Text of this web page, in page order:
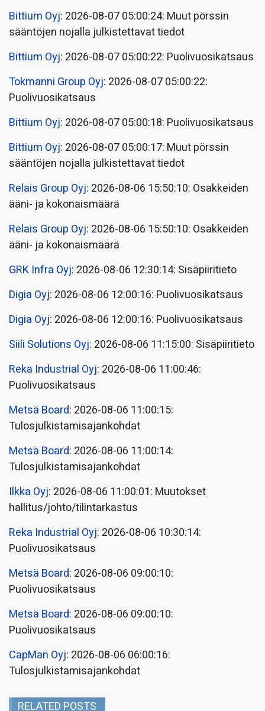
Bittium Oyj: 2026-08-07 05:00:24: Muut pörssin
sääntöjen nojalla julkistettavat tiedot
Bittium Oyj: 2026-08-07 05:00:22: Puolivuosikatsaus
Tokmanni Group Oyj: 2026-08-07 05:00:22:
Puolivuosikatsaus
Bittium Oyj: 2026-08-07 05:00:18: Puolivuosikatsaus
Bittium Oyj: 2026-08-07 05:00:17: Muut pörssin
sääntöjen nojalla julkistettavat tiedot
Relais Group Oyj: 2026-08-06 15:50:10: Osakkeiden
ääni- ja kokonaismäärä
Relais Group Oyj: 2026-08-06 15:50:10: Osakkeiden
ääni- ja kokonaismäärä
GRK Infra Oyj: 2026-08-06 12:30:14: Sisäpiiritieto
Digia Oyj: 2026-08-06 12:00:16: Puolivuosikatsaus
Digia Oyj: 2026-08-06 12:00:16: Puolivuosikatsaus
Siili Solutions Oyj: 2026-08-06 11:15:00: Sisäpiiritieto
Reka Industrial Oyj: 2026-08-06 11:00:46:
Puolivuosikatsaus
Metsä Board: 2026-08-06 11:00:15:
Tulosjulkistamisajankohdat
Metsä Board: 2026-08-06 11:00:14:
Tulosjulkistamisajankohdat
Ilkka Oyj: 2026-08-06 11:00:01: Muutokset
hallitus/johto/tilintarkastus
Reka Industrial Oyj: 2026-08-06 10:30:14:
Puolivuosikatsaus
Metsä Board: 2026-08-06 09:00:10:
Puolivuosikatsaus
Metsä Board: 2026-08-06 09:00:10:
Puolivuosikatsaus
CapMan Oyj: 2026-08-06 06:00:16:
Tulosjulkistamisajankohdat
RELATED POSTS